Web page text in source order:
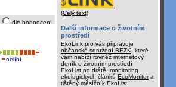
dle hodnocení
nelíbí
(Celý text)
Další informace o životním
prostředí
EkoLink pro vás připravuje
občanské sdružení BEZK , které
vám nabízí rovněž internetový
deník o životním prostředí
EkoList po drátě , monitoring
ekologických článků EcoMonitora
tištěný měsíčník EkoList